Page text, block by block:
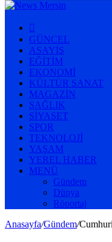
...
GÜNCEL
ASAYIŞ
EĞITIM
EKONOMI
KÜLTÜR SANAT
MAGAZIN
SAĞLIK
SIYASET
SPOR
TEKNOLOJI
YAŞAM
YEREL HABER
MENÜ
Gündem
Dünya
Röportaj
Anasayfa/Gündem/